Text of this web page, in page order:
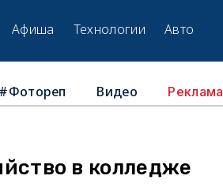
Афиша Технологии Авто
#Фотореп Видео Реклама
в колледже